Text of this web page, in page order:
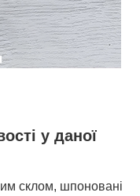
у даної
склом, шпоновані